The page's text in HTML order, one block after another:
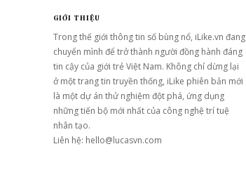
GIỚI THIỆU
Trong thế giới thông tin số bùng nổ, iLike.vn đang
chuyển mình để trở thành người đồng hành đáng
tin cậy của giới trẻ Việt Nam. Không chỉ dừng lại
ở một trang tin truyền thống, iLike phiên bản mới
là một dự án thử nghiệm đột phá, ứng dụng
những tiến bộ mới nhất của công nghệ trí tuệ
nhân tạo.
Liên hệ: hello@lucasvn.com